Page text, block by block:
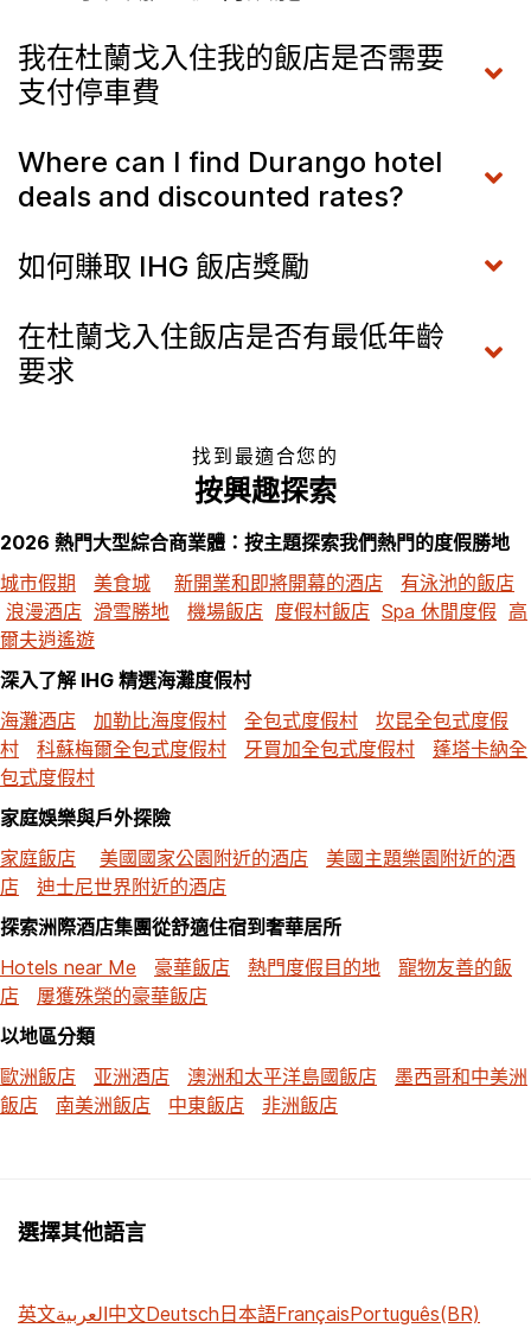
我在杜蘭戈入住我的飯店是否需要
支付停車費
Where can I find Durango hotel
deals and discounted rates?
如何賺取 IHG 飯店獎勵
在杜蘭戈入住飯店是否有最低年齡
要求
找到最適合您的
按興趣探索
2026 熱門大型綜合商業體：按主題探索我們熱門的度假勝地
城市假期
美食城 新開業和即將開幕的酒店
有泳池的飯店
浪漫酒店 滑雪勝地 機場飯店 度假村飯店 Spa 休閒度假 高
爾夫逍遙遊
深入了解 IHG 精選海灘度假村
海灘酒店
加勒比海度假村 全包式度假村
坎昆全包式度假
村
科蘇梅爾全包式度假村 牙買加全包式度假村
蓬塔卡納全
包式度假村
家庭娛樂與戶外探險
家庭飯店
美國國家公園附近的酒店
美國主題樂園附近的酒
店
迪士尼世界附近的酒店
探索洲際酒店集團從舒適住宿到奢華居所
Hotels near Me
豪華飯店 熱門度假目的地
寵物友善的飯
店
屢獲殊榮的豪華飯店
以地區分類
歐洲飯店
亚洲酒店 澳洲和太平洋島國飯店
墨西哥和中美洲
飯店
南美洲飯店 中東飯店 非洲飯店
選擇其他語言
英文العربية中文Deutsch日本語FrançaisPortuguês(BR)